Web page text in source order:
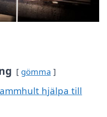
gömma
hjälpa till